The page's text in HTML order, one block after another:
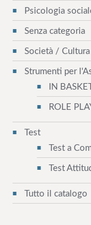
Psicologia
Senza categoria
Società /
Strumenti per
IN BASKET
ROLE
Test
Test a
Test
Tutto il catalogo